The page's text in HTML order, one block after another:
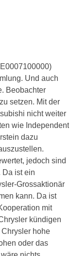
Und auch
Beobachter
setzen. Mit der
nicht weiter
wie Independent
dazu
jedoch sind
Da ist ein
Grossaktionär
kann. Da ist
mit
kündigen
hohe
oder das